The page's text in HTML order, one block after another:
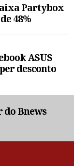
Partybox
48%
ASUS
desconto
do Bnews